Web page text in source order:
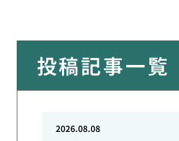
投稿記事一覧
2026.08.08